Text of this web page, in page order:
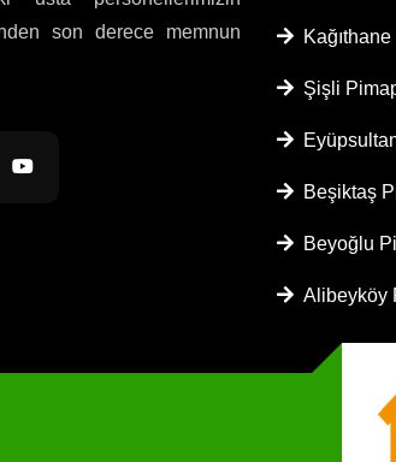
son derece memnun
Şişli
Beşiktaş
Beyoğlu
Alibeyköy